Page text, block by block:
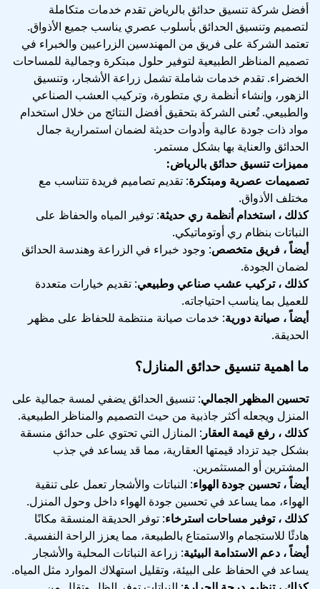
أفضل شركة تنسيق حدائق بالرياض تقدم خدمات متكاملة
لتصميم وتنسيق الحدائق بأسلوب عصري يناسب جميع الأذواق.
تعتمد الشركة على فريق من المهندسين الزراعيين والخبراء في
تصميم المناظر الطبيعية لتوفير حلول مبتكرة وجمالية للمساحات
الخضراء. تقدم خدمات شاملة تشمل زراعة الأشجار، وتنسيق
الزهور، وإنشاء أنظمة ري متطورة، وتركيب العشب الصناعي
والطبيعي. تُعنى الشركة بتحقيق أفضل النتائج من خلال استخدام
مواد ذات جودة عالية وأدوات حديثة لضمان استمرارية جمال
الحدائق والعناية بها بشكل مستمر.
مميزات تنسيق حدائق بالرياض:
تصميمات عصرية ومبتكرة: تقديم تصاميم فريدة تتناسب مع
مختلف الأذواق.
كذلك ، استخدام أنظمة ري حديثة: توفير المياه والحفاظ على
النباتات بنظام ري أوتوماتيكي.
أيضاً ، فريق متخصص: وجود خبراء في الزراعة وهندسة الحدائق
لضمان الجودة.
كذلك ، تركيب عشب صناعي وطبيعي: تقديم خيارات متعددة
للعميل بما يناسب احتياجاته.
أيضاً ، صيانة دورية: خدمات صيانة منتظمة للحفاظ على مظهر
الحديقة.
ما اهمية تنسيق حدائق المنازل؟
تحسين المظهر الجمالي: تنسيق الحدائق يضفي لمسة جمالية على
المنزل ويجعله أكثر جاذبية من حيث التصميم والمناظر الطبيعية.
كذلك ، رفع قيمة العقار : المنازل التي تحتوي على حدائق منسقة
بشكل جيد تزداد قيمتها العقارية، مما قد يساعد في جذب
المشترين أو المستثمرين.
أيضاً ، تحسين جودة الهواء: النباتات والأشجار تعمل على تنقية
الهواء، مما يساعد في تحسين جودة الهواء داخل وحول المنزل.
كذلك ، توفير مساحات استرخاء: توفر الحديقة المنسقة مكانًا
هادئًا للاستجمام والاستمتاع بالطبيعة، مما يعزز الراحة النفسية.
أيضاً ، دعم الاستدامة البيئية: زراعة النباتات المحلية والأشجار
يساعد في الحفاظ على البيئة، وتقليل استهلاك الموارد مثل المياه.